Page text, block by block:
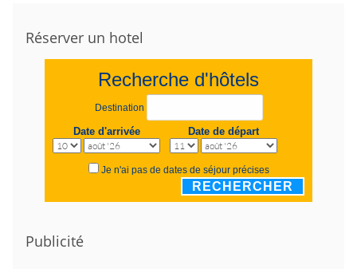
Réserver un hotel
Recherche d'hôtels
Destination
Date d'arrivée Date de départ
Je n'ai pas de dates de séjour précises
RECHERCHER
Publicité